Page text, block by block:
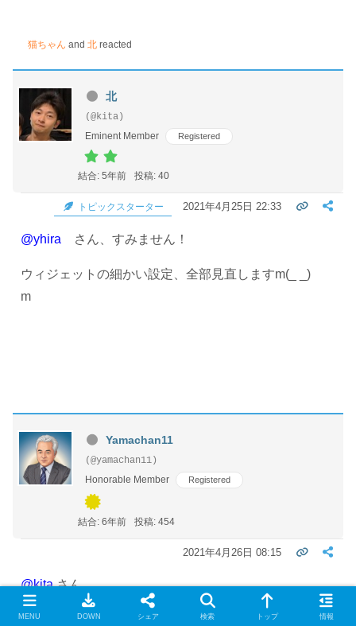
猫ちゃん and 北 reacted
北
(@kita)
Eminent Member
Registered
結合: 5年前 投稿: 40
トピックスターター 2021年4月25日 22:33
@yhira さん、すみません！
ウィジェットの細かい設定、全部見直しますm(_ _)
m
Yamachan11
(@yamachan11)
Honorable Member
Registered
結合: 6年前 投稿: 454
2021年4月26日 08:15
@kitaさん
お世話様です。
MENU DOWN シェア 検索 トップ 情報